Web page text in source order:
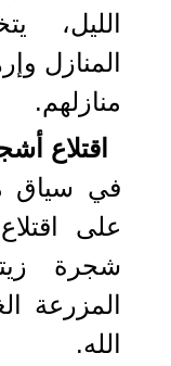
الليل،
المنازل
منازلهم.
اقتلاع
في سياق
شجرة
المزرعة
الله.